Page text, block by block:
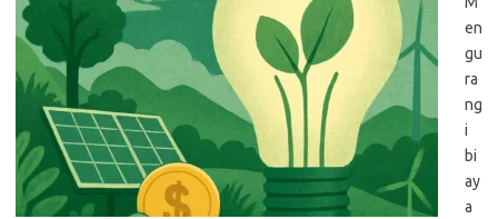
en
gu
ra
ng
i
bi
ay
a